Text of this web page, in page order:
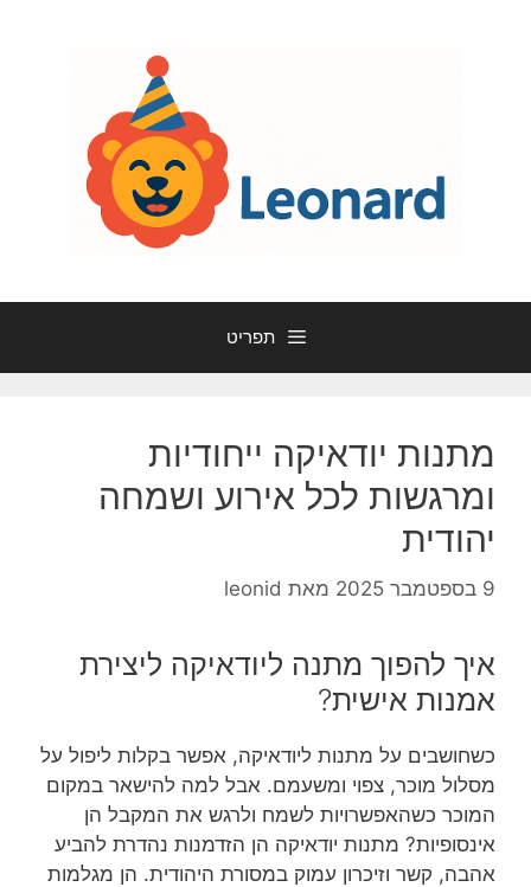
תפריט
מתנות יודאיקה ייחודיות
ומרגשות לכל אירוע ושמחה
יהודית
9 בספטמבר 2025 מאת leonid
איך להפוך מתנה ליודאיקה ליצירת
אמנות אישית?
כשחושבים על מתנות ליודאיקה, אפשר בקלות ליפול על
מסלול מוכר, צפוי ומשעמם. אבל למה להישאר במקום
המוכר כשהאפשרויות לשמח ולרגש את המקבל הן
אינסופיות? מתנות יודאיקה הן הזדמנות נהדרת להביע
אהבה, קשר וזיכרון עמוק במסורת היהודית. הן מגלמות